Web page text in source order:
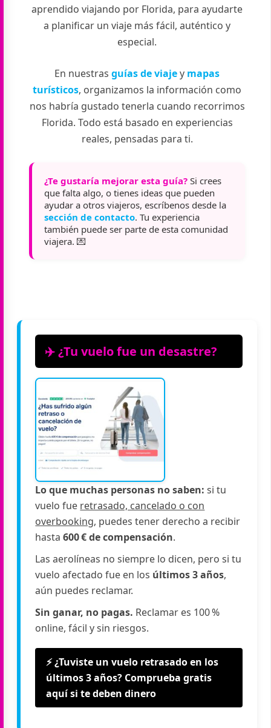
aprendido viajando por Florida, para ayudarte
a planificar un viaje más fácil, auténtico y
especial.
En nuestras guías de viajey mapas
turísticos, organizamos la información como
nos habría gustado tenerla cuando recorrimos
Florida. Todo está basado en experiencias
reales, pensadas para ti.
¿Te gustaría mejorar esta guía? Si crees
que falta algo, o tienes ideas que pueden
ayudar a otros viajeros, escríbenos desde la
sección de contacto. Tu experiencia
también puede ser parte de esta comunidad
viajera. 💌
✈️ ¿Tu vuelo fue un desastre?
Lo que muchas personas no saben: si tu
vuelo fue retrasado, cancelado o con
overbooking, puedes tener derecho a recibir
hasta600 € de compensación.
Las aerolíneas no siempre lo dicen, pero si tu
vuelo afectado fue en los últimos 3 años,
aún puedes reclamar.
Sin ganar, no pagas. Reclamar es 100 %
online, fácil y sin riesgos.
⚡ ¿Tuviste un vuelo retrasado en los
últimos 3 años? Comprueba gratis
aquí si te deben dinero